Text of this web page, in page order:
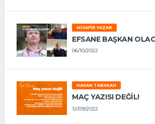
MISAFIR YAZAR
EFSANE BAŞKAN
06/10/2022
HAKAN TABAKAN
MAÇ YAZISI DEĞİL!
12/09/2022